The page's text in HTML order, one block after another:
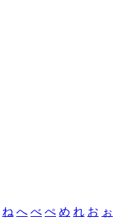
ね へ べ ぺ め れ お ぉ